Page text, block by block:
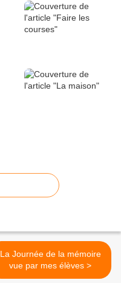
La Journée de la mémoire
vue par mes élèves >